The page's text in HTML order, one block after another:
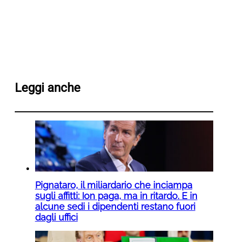
Leggi anche
Pignataro, il miliardario che inciampa
sugli affitti: Ion paga, ma in ritardo. E in
alcune sedi i dipendenti restano fuori
dagli uffici